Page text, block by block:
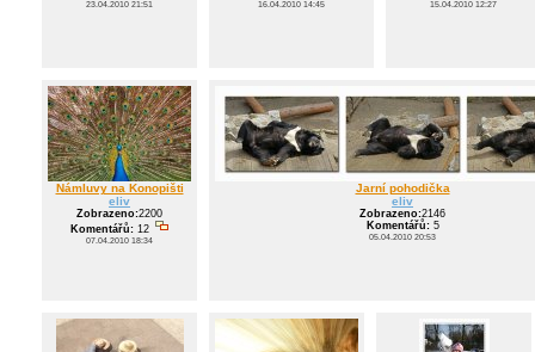
23.04.2010 21:51 16.04.2010 14:45 15.04.2010 12:27
Námluvy na Konopišti
eliv
Zobrazeno:2200
Komentářů:12
07.04.2010 18:34
Jarní pohodička
eliv
Zobrazeno:2146
Komentářů:5
05.04.2010 20:53